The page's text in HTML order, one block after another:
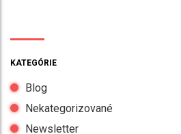
KATEGÓRIE
Blog
Nekategorizované
Newsletter